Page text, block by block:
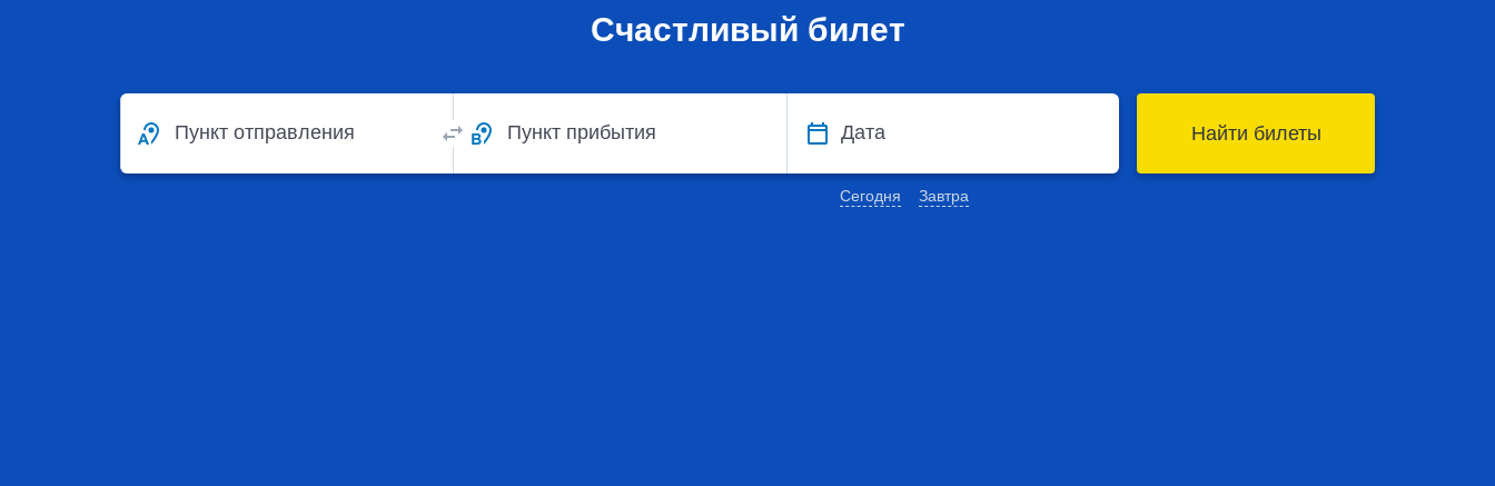
Счастливый билет
Пункт отправления Пункт прибытия Дата
Сегодня Завтра
Найти билеты